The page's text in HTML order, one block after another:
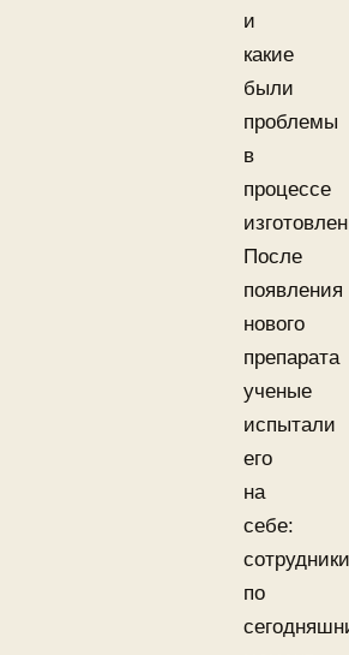
и
какие
были
проблемы
в
процессе
После
появления
нового
препарата
ученые
испытали
его
на
себе:
сотрудники
по